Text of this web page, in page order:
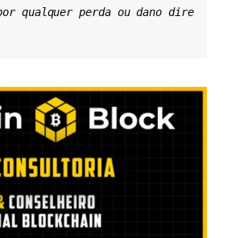
qualquer perda ou dano dire